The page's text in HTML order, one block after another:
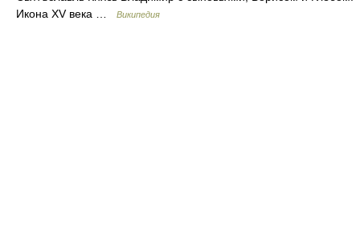
Икона XV века …
Википедия